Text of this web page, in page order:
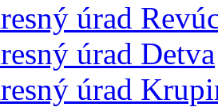
úrad
úrad Detva
úrad